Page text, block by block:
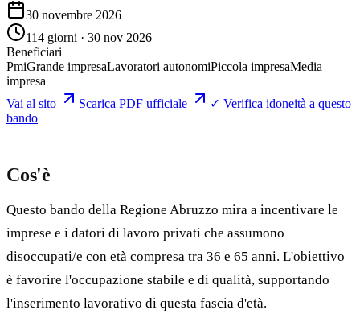
30 novembre 2026
114 giorni · 30 nov 2026
Beneficiari
PmiGrande impresaLavoratori autonomiPiccola impresaMedia
impresa
Vai al sito
Scarica PDF ufficiale
✓ Verifica idoneità a questo
bando
Cos'è
Questo bando della Regione Abruzzo mira a incentivare le
imprese e i datori di lavoro privati che assumono
disoccupati/e con età compresa tra 36 e 65 anni. L'obiettivo
è favorire l'occupazione stabile e di qualità, supportando
l'inserimento lavorativo di questa fascia d'età.